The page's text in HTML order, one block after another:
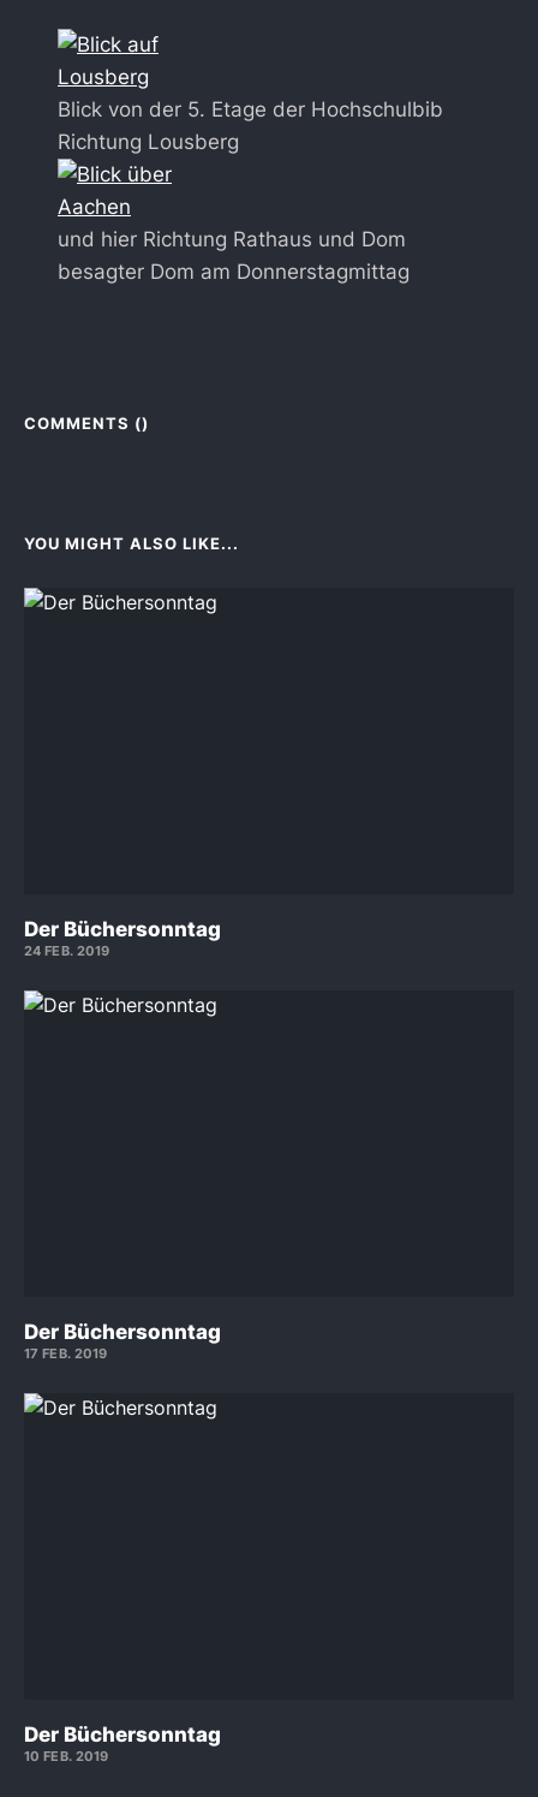
Blick von der 5. Etage der Hochschulbib
Richtung Lousberg
und hier Richtung Rathaus und Dom
besagter Dom am Donnerstagmittag
COMMENTS ()
YOU MIGHT ALSO LIKE...
Der Büchersonntag
24 FEB. 2019
Der Büchersonntag
17 FEB. 2019
Der Büchersonntag
10 FEB. 2019